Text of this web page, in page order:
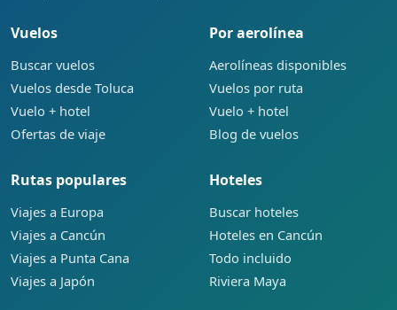
Vuelos
Buscar vuelos
Vuelos desde Toluca
Vuelo + hotel
Ofertas de viaje
Por aerolínea
Aerolíneas disponibles
Vuelos por ruta
Vuelo + hotel
Blog de vuelos
Rutas populares
Viajes a Europa
Viajes a Cancún
Viajes a Punta Cana
Viajes a Japón
Hoteles
Buscar hoteles
Hoteles en Cancún
Todo incluido
Riviera Maya